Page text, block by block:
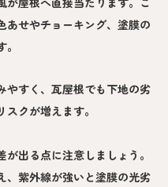
あせやチョーキング、塗膜の
やすく、瓦屋根でも下地の劣
クが増えます。
出る点に注意しましょう。
、紫外線が強いと塗膜の光劣